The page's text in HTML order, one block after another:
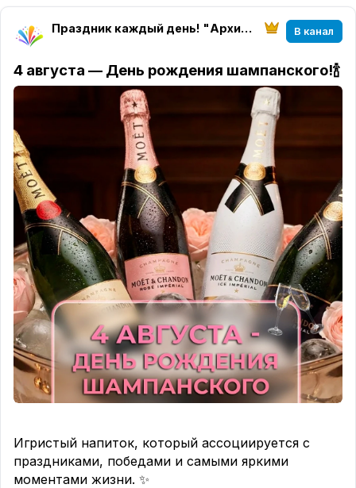
Праздник каждый день! "Архитектура настроения" магазин "Твоего праздника" В канал
4 августа — День рождения шампанского!🍾
Игристый напиток, который ассоциируется с
праздниками, победами и самыми яркими
моментами жизни. ✨